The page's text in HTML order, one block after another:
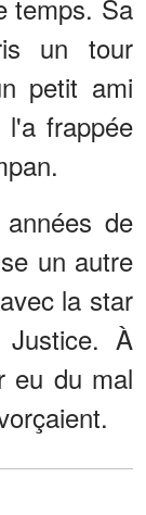
temps. Sa
un tour
petit ami
frappée
de
un autre
la star
Justice. À
eu du mal